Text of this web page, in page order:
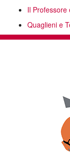
Il Professore
Quaglieni e